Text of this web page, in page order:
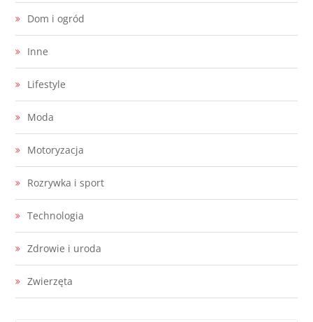
Dom i ogród
Inne
Lifestyle
Moda
Motoryzacja
Rozrywka i sport
Technologia
Zdrowie i uroda
Zwierzęta